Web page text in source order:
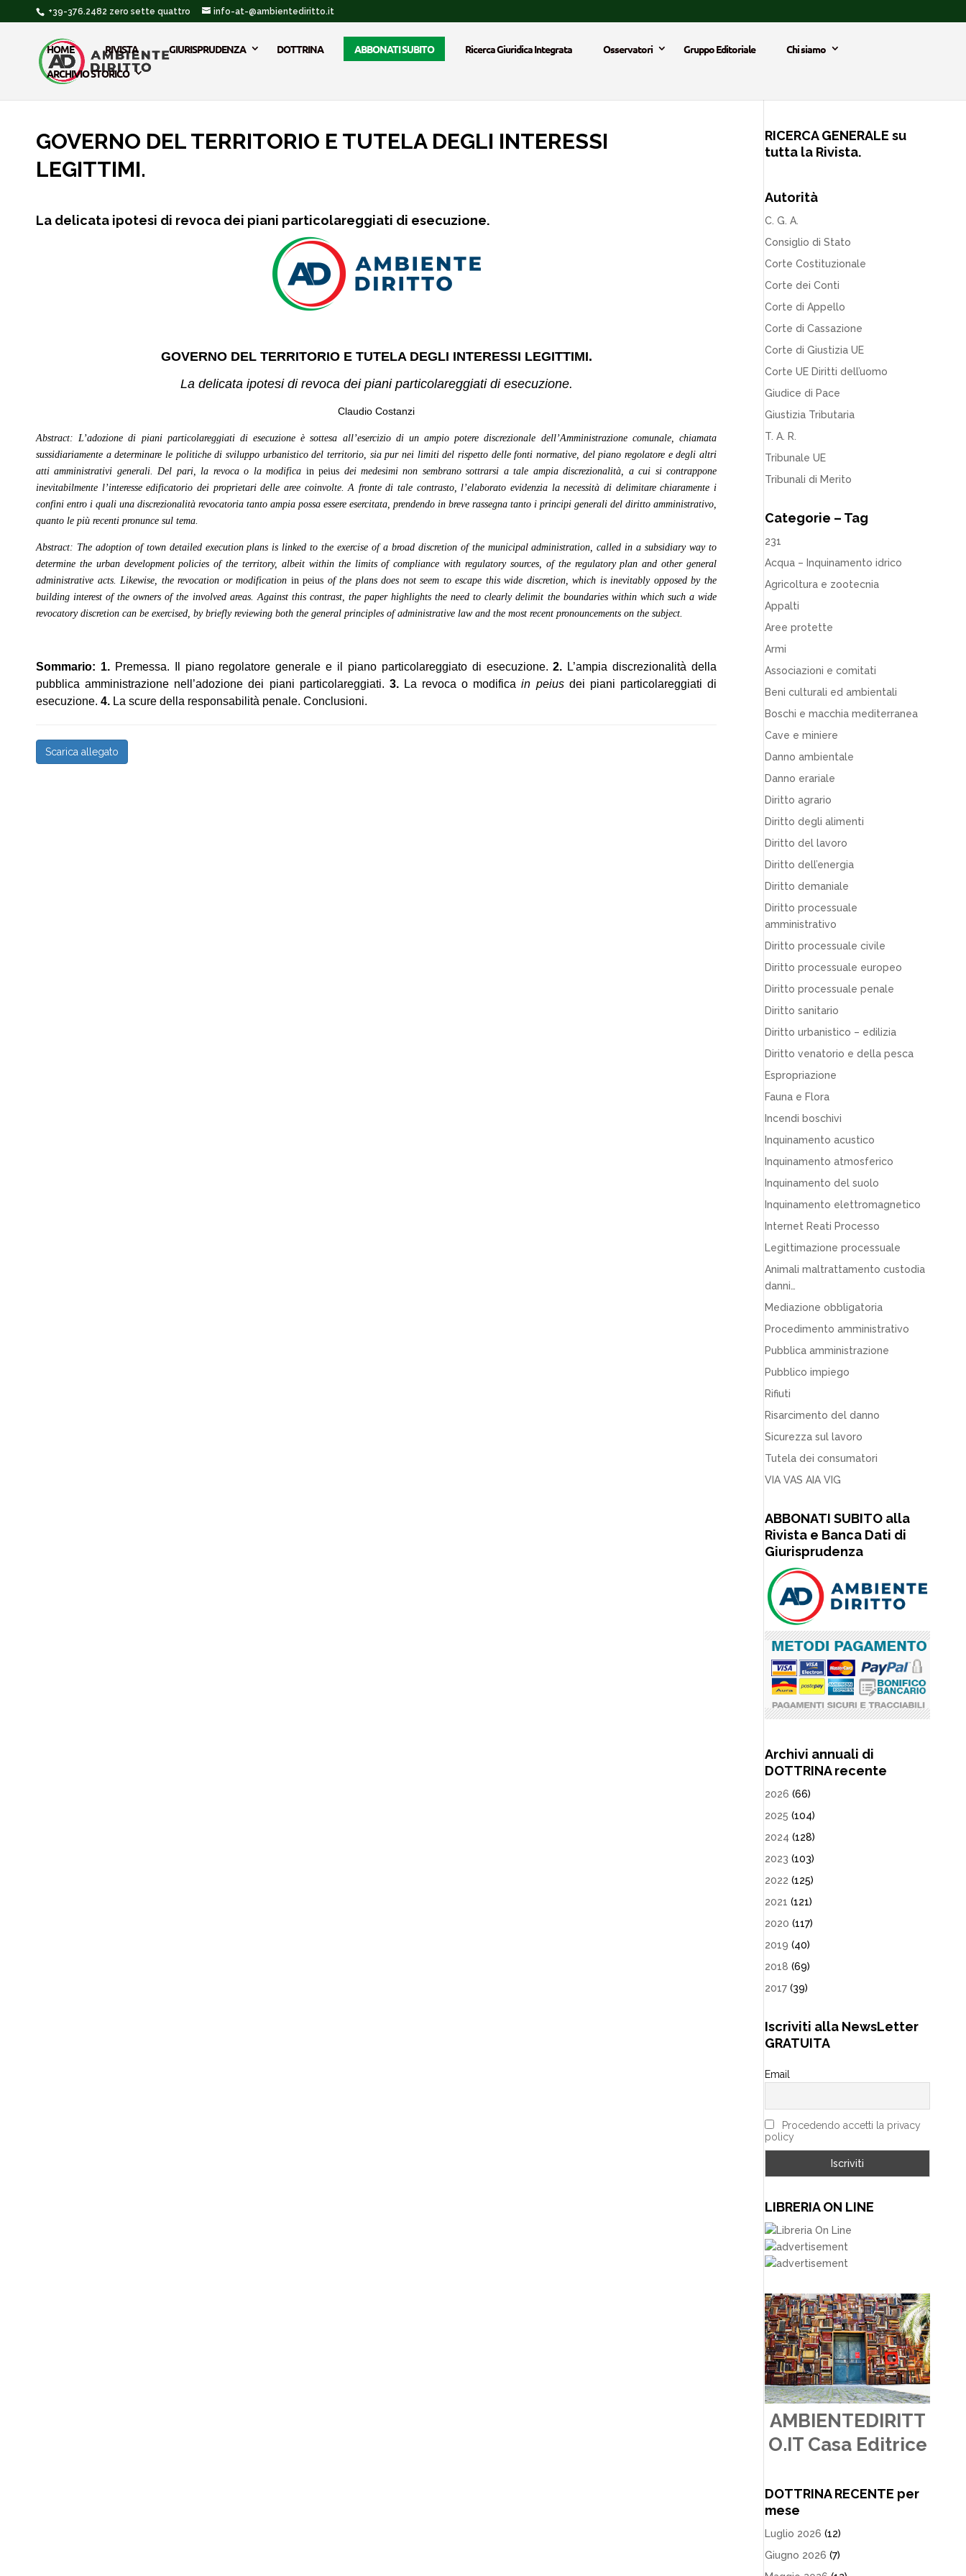
+39-376.2482 zero sette quattro info-at-@ambientediritto.it
HOME RIVISTA GIURISPRUDENZA DOTTRINA ABBONATI SUBITO Ricerca Giuridica Integrata Osservatori Gruppo Editoriale
Chi siamo
ARCHIVIO STORICO
GOVERNO DEL TERRITORIO E TUTELA DEGLI INTERESSI
LEGITTIMI.
La delicata ipotesi di revoca dei piani particolareggiati di esecuzione.
GOVERNO DEL TERRITORIO E TUTELA DEGLI INTERESSI LEGITTIMI.
La delicata ipotesi di revoca dei piani particolareggiati di esecuzione.
Claudio Costanzi
Abstract: L’adozione di piani particolareggiati di esecuzione è sottesa all’esercizio di un ampio potere discrezionale dell’Amministrazione comunale, chiamata
sussidiariamente a determinare le politiche di sviluppo urbanistico del territorio, sia pur nei limiti del rispetto delle fonti normative, del piano regolatore e degli altri
atti amministrativi generali. Del pari, la revoca o la modifica in peius dei medesimi non sembrano sottrarsi a tale ampia discrezionalità, a cui si contrappone
inevitabilmente l’interesse edificatorio dei proprietari delle aree coinvolte. A fronte di tale contrasto, l’elaborato evidenzia la necessità di delimitare chiaramente i
confini entro i quali una discrezionalità revocatoria tanto ampia possa essere esercitata, prendendo in breve rassegna tanto i principi generali del diritto amministrativo,
quanto le più recenti pronunce sul tema.
Abstract: The adoption of town detailed execution plans is linked to the exercise of a broad discretion of the municipal administration, called in a subsidiary way to
determine the urban development policies of the territory, albeit within the limits of compliance with regulatory sources, of the regulatory plan and other general
administrative acts. Likewise, the revocation or modification in peius of the plans does not seem to escape this wide discretion, which is inevitably opposed by the
building interest of the owners of the involved areas. Against this contrast, the paper highlights the need to clearly delimit the boundaries within which such a wide
revocatory discretion can be exercised, by briefly reviewing both the general principles of administrative law and the most recent pronouncements on the subject.
Sommario: 1.Premessa. Il piano regolatore generale e il piano particolareggiato di esecuzione.2. L’ampia discrezionalità della
pubblica amministrazione nell’adozione dei piani particolareggiati. 3.La revoca o modificain peiusdei piani particolareggiati di
esecuzione. 4. La scure della responsabilità penale. Conclusioni.
Scarica allegato
RICERCA GENERALE su
tutta la Rivista.
Autorità
C. G. A.
Consiglio di Stato
Corte Costituzionale
Corte dei Conti
Corte di Appello
Corte di Cassazione
Corte di Giustizia UE
Corte UE Diritti dell’uomo
Giudice di Pace
Giustizia Tributaria
T. A. R.
Tribunale UE
Tribunali di Merito
Categorie – Tag
231
Acqua – Inquinamento idrico
Agricoltura e zootecnia
Appalti
Aree protette
Armi
Associazioni e comitati
Beni culturali ed ambientali
Boschi e macchia mediterranea
Cave e miniere
Danno ambientale
Danno erariale
Diritto agrario
Diritto degli alimenti
Diritto del lavoro
Diritto dell’energia
Diritto demaniale
Diritto processuale
amministrativo
Diritto processuale civile
Diritto processuale europeo
Diritto processuale penale
Diritto sanitario
Diritto urbanistico – edilizia
Diritto venatorio e della pesca
Espropriazione
Fauna e Flora
Incendi boschivi
Inquinamento acustico
Inquinamento atmosferico
Inquinamento del suolo
Inquinamento elettromagnetico
Internet Reati Processo
Legittimazione processuale
Animali maltrattamento custodia
danni…
Mediazione obbligatoria
Procedimento amministrativo
Pubblica amministrazione
Pubblico impiego
Rifiuti
Risarcimento del danno
Sicurezza sul lavoro
Tutela dei consumatori
VIA VAS AIA VIG
ABBONATI SUBITO alla
Rivista e Banca Dati di
Giurisprudenza
Archivi annuali di
DOTTRINA recente
2026 (66)
2025 (104)
2024 (128)
2023 (103)
2022 (125)
2021 (121)
2020 (117)
2019 (40)
2018 (69)
2017 (39)
Iscriviti alla NewsLetter
GRATUITA
Email
Procedendo accetti la privacy
policy
LIBRERIA ON LINE
AMBIENTEDIRITT
O.IT Casa Editrice
DOTTRINA RECENTE per
mese
Luglio 2026 (12)
Giugno 2026 (7)